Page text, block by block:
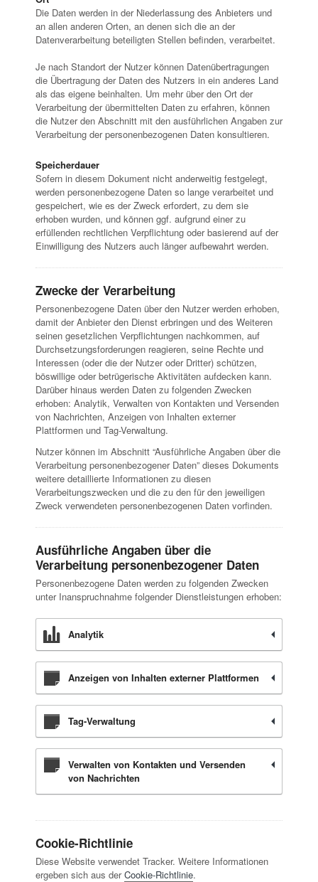
Die Daten werden in der Niederlassung des Anbieters und
an allen anderen Orten, an denen sich die an der
Datenverarbeitung beteiligten Stellen befinden, verarbeitet.
Je nach Standort der Nutzer können Datenübertragungen
die Übertragung der Daten des Nutzers in ein anderes Land
als das eigene beinhalten. Um mehr über den Ort der
Verarbeitung der übermittelten Daten zu erfahren, können
die Nutzer den Abschnitt mit den ausführlichen Angaben zur
Verarbeitung der personenbezogenen Daten konsultieren.
Speicherdauer
Sofern in diesem Dokument nicht anderweitig festgelegt,
werden personenbezogene Daten so lange verarbeitet und
gespeichert, wie es der Zweck erfordert, zu dem sie
erhoben wurden, und können ggf. aufgrund einer zu
erfüllenden rechtlichen Verpflichtung oder basierend auf der
Einwilligung des Nutzers auch länger aufbewahrt werden.
Zwecke der Verarbeitung
Personenbezogene Daten über den Nutzer werden erhoben,
damit der Anbieter den Dienst erbringen und des Weiteren
seinen gesetzlichen Verpflichtungen nachkommen, auf
Durchsetzungsforderungen reagieren, seine Rechte und
Interessen (oder die der Nutzer oder Dritter) schützen,
böswillige oder betrügerische Aktivitäten aufdecken kann.
Darüber hinaus werden Daten zu folgenden Zwecken
erhoben: Analytik, Verwalten von Kontakten und Versenden
von Nachrichten, Anzeigen von Inhalten externer
Plattformen und Tag-Verwaltung.
Nutzer können im Abschnitt “Ausführliche Angaben über die
Verarbeitung personenbezogener Daten” dieses Dokuments
weitere detaillierte Informationen zu diesen
Verarbeitungszwecken und die zu den für den jeweiligen
Zweck verwendeten personenbezogenen Daten vorfinden.
Ausführliche Angaben über die
Verarbeitung personenbezogener Daten
Personenbezogene Daten werden zu folgenden Zwecken
unter Inanspruchnahme folgender Dienstleistungen erhoben:
Analytik
Anzeigen von Inhalten externer Plattformen
Tag-Verwaltung
Verwalten von Kontakten und Versenden
von Nachrichten
Cookie-Richtlinie
Diese Website verwendet Tracker. Weitere Informationen
ergeben sich aus derCookie-Richtlinie.